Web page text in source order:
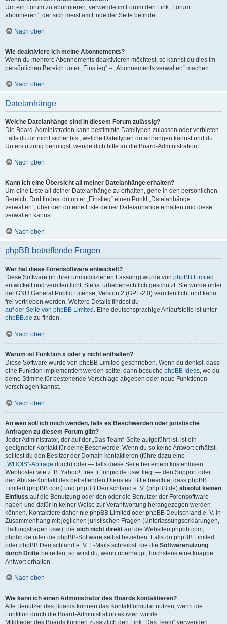
Um ein Forum zu abonnieren, verwende im Forum den Link „Forum
abonnieren“, der sich meist am Ende der Seite befindet.
Nach oben
Wie deaktiviere ich meine Abonnements?
Wenn du mehrere Abonnements deaktivieren möchtest, so kannst du dies im
persönlichen Bereich unter „Einstieg“ – „Abonnements verwalten“ machen.
Nach oben
Dateianhänge
Welche Dateianhänge sind in diesem Forum zulässig?
Die Board-Administration kann bestimmte Dateitypen zulassen oder verbieten.
Falls du dir nicht sicher bist, welche Dateitypen du anhängen kannst und du
Unterstützung benötigst, wende dich bitte an die Board-Administration.
Nach oben
Kann ich eine Übersicht all meiner Dateianhänge erhalten?
Um eine Liste all deiner Dateianhänge zu erhalten, gehe in den persönlichen
Bereich. Dort findest du unter „Einstieg“ einen Punkt „Dateianhänge
verwalten“, über den du eine Liste deiner Dateianhänge erhalten und diese
verwalten kannst.
Nach oben
phpBB betreffende Fragen
Wer hat diese Forensoftware entwickelt?
Diese Software (in ihrer unmodifizierten Fassung) wurde von phpBB Limited
entwickelt und veröffentlicht. Sie ist urheberrechtlich geschützt. Sie wurde unter
der GNU General Public License, Version 2 (GPL-2.0) veröffentlicht und kann
frei vertrieben werden. Weitere Details findest du
auf der Seite von phpBB Limited . Eine deutschsprachige Anlaufstelle ist unter
phpBB.de zu finden.
Nach oben
Warum ist Funktion x oder y nicht enthalten?
Diese Software wurde von phpBB Limited geschrieben. Wenn du denkst, dass
eine Funktion implementiert werden sollte, dann besuche phpBB Ideas, wo du
deine Stimme für bestehende Vorschläge abgeben oder neue Funktionen
vorschlagen kannst.
Nach oben
An wen soll ich mich wenden, falls es Beschwerden oder juristische
Anfragen zu diesem Forum gibt?
Jeder Administrator, der auf der „Das Team“-Seite aufgeführt ist, ist ein
geeigneter Kontakt für deine Beschwerde. Wenn du so keine Antwort erhältst,
solltest du den Besitzer der Domain kontaktieren (führe dazu eine
„WHOIS“-Abfrage durch) oder — falls diese Seite bei einem kostenlosen
Webhoster wie z. B. Yahoo!, free.fr, funpic.de usw. liegt — den Support oder
den Abuse-Kontakt des betreffenden Dienstes. Bitte beachte, dass phpBB
Limited (phpBB.com) und phpBB Deutschland e. V. (phpBB.de) absolut keinen
Einfluss auf die Benutzung oder den oder die Benutzer der Forensoftware
haben und dafür in keiner Weise zur Verantwortung herangezogen werden
können. Kontaktiere daher nie phpBB Limited oder phpBB Deutschland e. V. in
Zusammenhang mit jeglichen juristischen Fragen (Unterlassungserklärungen,
Haftungsfragen usw.), die sich nicht direkt auf die Websiten phpbb.com,
phpbb.de oder die phpBB-Software selbst beziehen. Falls du phpBB Limited
oder phpBB Deutschland e. V. E-Mails schreibst, die die Softwarenutzung
durch Dritte betreffen, so wirst du, wenn überhaupt, höchstens eine knappe
Antwort erhalten.
Nach oben
Wie kann ich einen Administrator des Boards kontaktieren?
Alle Benutzer des Boards können das Kontaktformular nutzen, wenn die
Funktion durch die Board-Administration aktiviert wurde.
Mitglieder des Boards können zusätzlich den Link „Das Team“ verwenden.